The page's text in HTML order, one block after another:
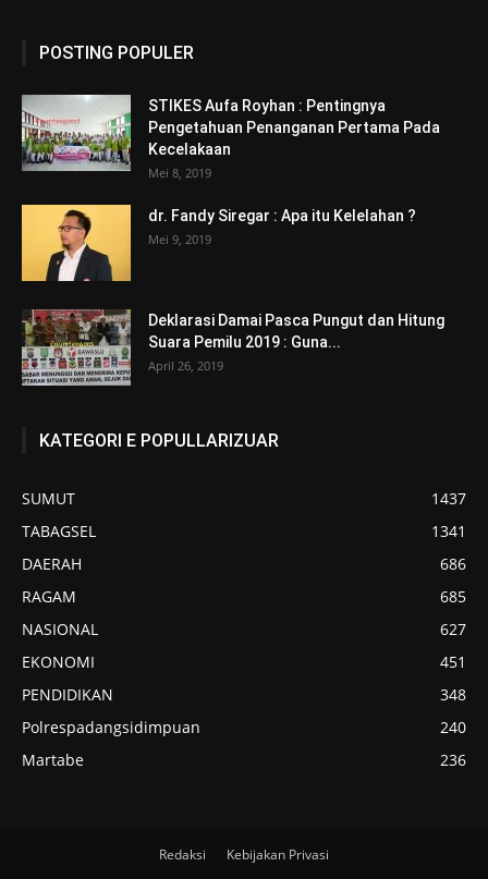
POSTING POPULER
STIKES Aufa Royhan : Pentingnya
Pengetahuan Penanganan Pertama Pada
Kecelakaan
Mei 8, 2019
dr. Fandy Siregar : Apa itu Kelelahan ?
Mei 9, 2019
Deklarasi Damai Pasca Pungut dan Hitung
Suara Pemilu 2019 : Guna...
April 26, 2019
KATEGORI E POPULLARIZUAR
SUMUT
1437
TABAGSEL
1341
DAERAH
686
RAGAM
685
NASIONAL
627
EKONOMI
451
PENDIDIKAN
348
Polrespadangsidimpuan
240
Martabe
236
Redaksi Kebijakan Privasi